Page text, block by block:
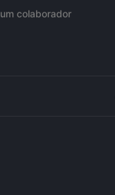
colaborador